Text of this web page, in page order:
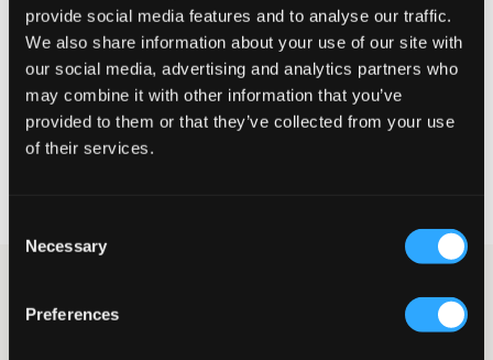
provide social media features and to analyse our traffic.
We also share information about your use of our site with
our social media, advertising and analytics partners who
may combine it with other information that you’ve
provided to them or that they’ve collected from your use
of their services.
Selection
Necessary
Preferences
CHOISIR LA TAILLE
d’une capuche fixe, de poches zippées sur le devant ainsi que
d’une poche intérieure. Le logo est imprimé sur un côté de la